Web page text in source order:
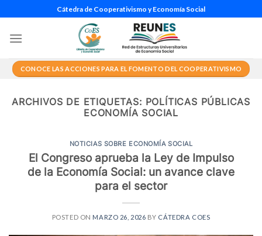
al
contenido
Cátedra de Cooperativismo y Economía Social
CONOCE LAS ACCIONES PARA EL FOMENTO DEL COOPERATIVISMO
ARCHIVOS DE ETIQUETAS: POLÍTICAS PÚBLICAS
ECONOMÍA SOCIAL
NOTICIAS SOBRE ECONOMÍA SOCIAL
El Congreso aprueba la Ley de Impulso
de la Economía Social: un avance clave
para el sector
POSTED ON MARZO 26, 2026 BY CÁTEDRA COES